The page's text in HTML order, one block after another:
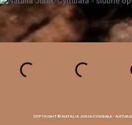
COPYRIGHT © NATALIA JUNIK-CYMBAŁA -